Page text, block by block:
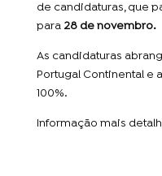
de candidaturas, que
para 28 de novembro.
As candidaturas
Portugal Continental e
100%.
Informação mais